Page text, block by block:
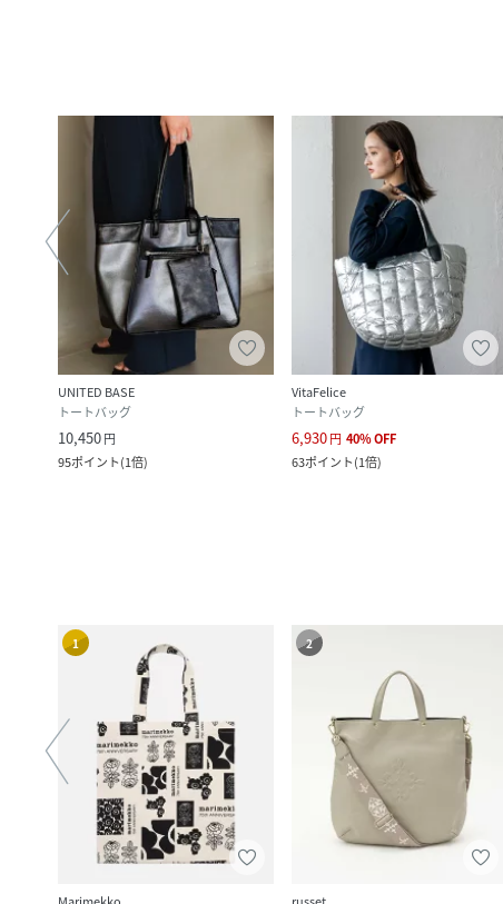
UNITED BASE
トートバッグ
10,450円
95ポイント(1倍)
VitaFelice
トートバッグ
6,930円 40%OFF
63ポイント(1倍)
1 2